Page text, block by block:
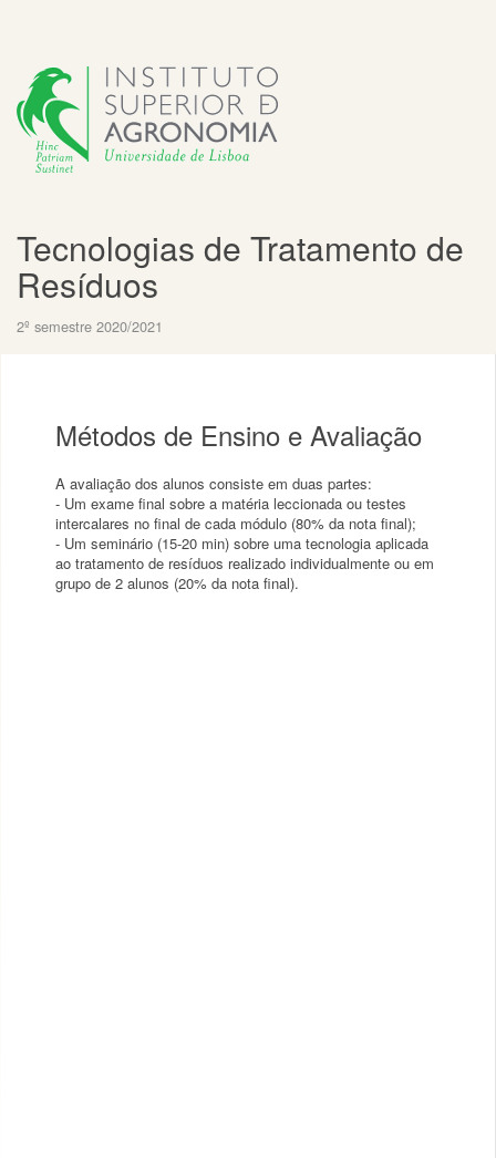
Tecnologias de Tratamento de
Resíduos
2º semestre 2020/2021
Métodos de Ensino e Avaliação
A avaliação dos alunos consiste em duas partes:
- Um exame final sobre a matéria leccionada ou testes
intercalares no final de cada módulo (80% da nota final);
- Um seminário (15-20 min) sobre uma tecnologia aplicada
ao tratamento de resíduos realizado individualmente ou em
grupo de 2 alunos (20% da nota final).